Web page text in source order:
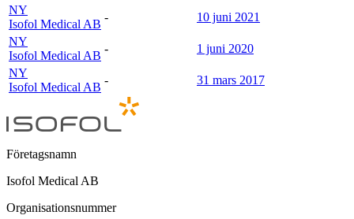
NY
Isofol Medical AB
-
10 juni 2021
NY
Isofol Medical AB
-
1 juni 2020
NY
Isofol Medical AB
- 31 mars 2017
Företagsnamn
Isofol Medical AB
Organisationsnummer